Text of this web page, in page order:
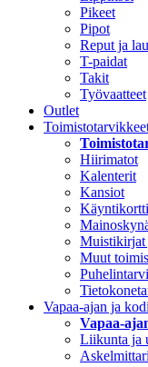
Pikeet
Pipot
Reput ja
T-paidat
Takit
Työvaatteet
Outlet
Hiirimatot
Kalenterit
Kansiot
Muistikirjat
Muut
Vapaa-ajan ja
Vapaa-
Liikunta ja